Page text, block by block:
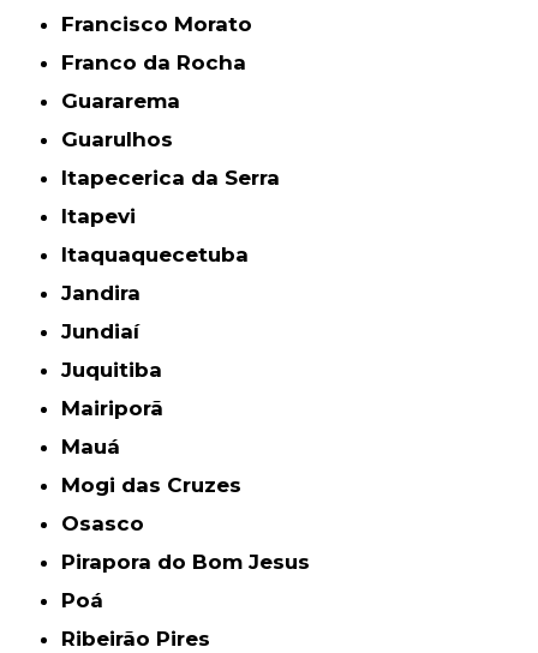
Francisco Morato
Franco da Rocha
Guararema
Guarulhos
Itapecerica da Serra
Itapevi
Itaquaquecetuba
Jandira
Jundiaí
Juquitiba
Mairiporã
Mauá
Mogi das Cruzes
Osasco
Pirapora do Bom Jesus
Poá
Ribeirão Pires